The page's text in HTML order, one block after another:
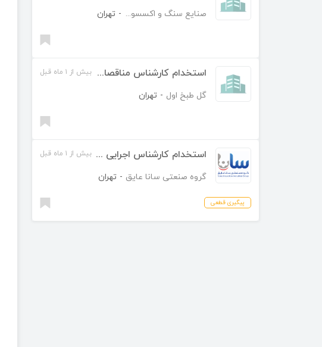
صنايع سنگ و اکسسوری و لایتینگ رادستون - تهران
استخدام کارشناس مناقصات و قرارداد ها
گل طبخ اول - تهران
بیش از ۱ ماه قبل
استخدام کارشناس اجرایی تأسیسات
گروه صنعتی سانا عایق - تهران
بیش از ۱ ماه قبل
پیگیری قطعی